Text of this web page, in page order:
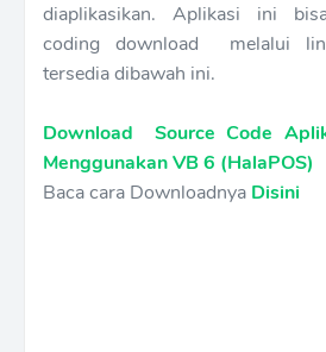
diaplikasikan. Aplikasi ini
coding download melalui
tersedia dibawah ini.
Download
Source Code
Menggunakan VB 6 (HalaPOS)
Baca cara Downloadnya Disini